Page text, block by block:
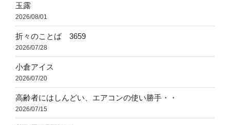
玉露
2026/08/01
折々のことば 3659
2026/07/28
小倉アイス
2026/07/20
高齢者にはしんどい、エアコンの使い勝手・・
2026/07/15